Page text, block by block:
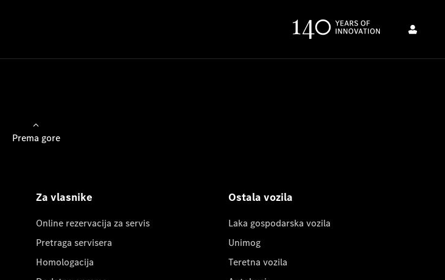
Prema gore
Za vlasnike
Online rezervacija za servis
Pretraga servisera
Homologacija
Ostala vozila
Laka gospodarska vozila
Unimog
Teretna vozila